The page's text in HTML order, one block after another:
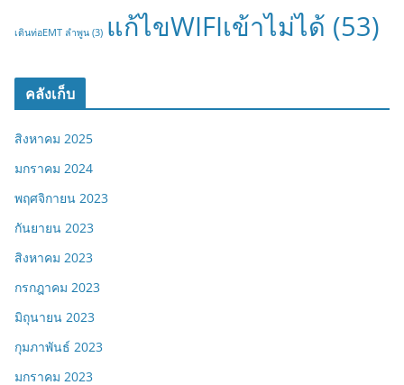
เดินท่อEMT ลำพูน (3) แก้ไขWIFIเข้าไม่ได้ (53)
คลังเก็บ
สิงหาคม 2025
มกราคม 2024
พฤศจิกายน 2023
กันยายน 2023
สิงหาคม 2023
กรกฎาคม 2023
มิถุนายน 2023
กุมภาพันธ์ 2023
มกราคม 2023